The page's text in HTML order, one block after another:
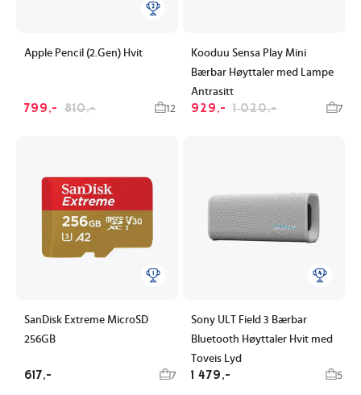
Apple Pencil (2.Gen) Hvit
799,- 810,- 12
Kooduu Sensa Play Mini
Bærbar Høyttaler med Lampe
Antrasitt
929,- 1 020,- 7
SanDisk Extreme MicroSD
256GB
617,- 7
Sony ULT Field 3 Bærbar
Bluetooth Høyttaler Hvit med
Toveis Lyd
1 479,- 5